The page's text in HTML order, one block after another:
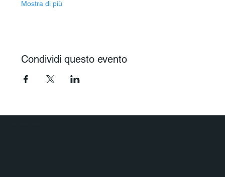
Mostra di più
Condividi questo evento